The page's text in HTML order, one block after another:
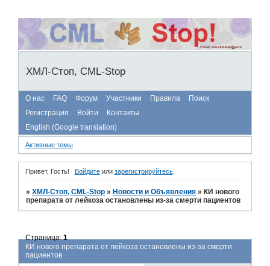
ХМЛ-Стоп, CML-Stop
О нас FAQ Форум Участники Правила
Поиск
Регистрация
Войти
Контакты
English (Google translation)
Активные темы
Привет, Гость! Войдитеили зарегистрируйтесь.
»ХМЛ-Стоп, CML-Stop » Новости и Объявления » КИ нового
препарата от лейкоза остановлены из-за смерти пациентов
КИ нового препарата от лейкоза остановлены из-за смерти
пациентов
Страница:1